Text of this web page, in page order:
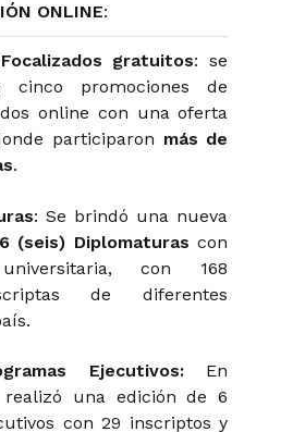
ONLINE:
gratuitos: se
cinco promociones de
online con una oferta
participaron más de
.
: Se brindó una nueva
6 (seis) Diplomaturas con
con 168
de diferentes
Ejecutivos:En
realizó una edición de 6
con 29 inscriptos y